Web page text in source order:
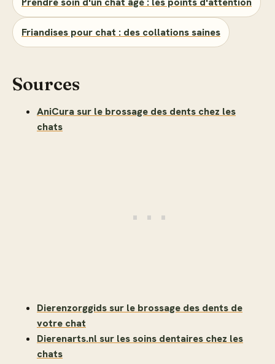
Friandises pour chat : des collations saines
Sources
AniCura sur le brossage des dents chez les
chats
Dierenzorggids sur le brossage des dents de
votre chat
Dierenarts.nl sur les soins dentaires chez les
chats